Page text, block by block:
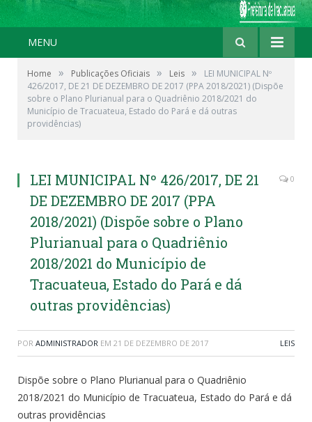
MENU
Home » Publicações Oficiais » Leis »
LEI MUNICIPAL Nº
426/2017, DE 21 DE DEZEMBRO DE 2017 (PPA 2018/2021) (Dispõe
sobre o Plano Plurianual para o Quadriênio 2018/2021 do
Município de Tracuateua, Estado do Pará e dá outras
providências)
LEI MUNICIPAL Nº 426/2017, DE 21
DE DEZEMBRO DE 2017 (PPA
2018/2021) (Dispõe sobre o Plano
Plurianual para o Quadriênio
2018/2021 do Município de
Tracuateua, Estado do Pará e dá
outras providências)
0
POR ADMINISTRADOR EM 21 DE DEZEMBRO DE 2017 LEIS
Dispõe sobre o Plano Plurianual para o Quadriênio
2018/2021 do Município de Tracuateua, Estado do Pará e dá
outras providências